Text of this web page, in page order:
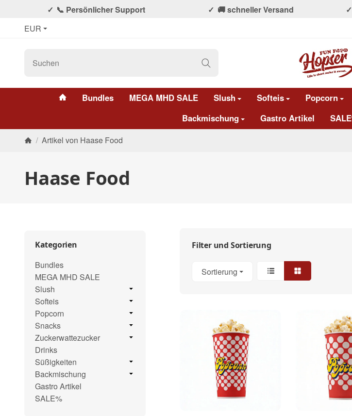
📞 Persönlicher Support 🚚 schneller Versand
EUR
#custom.linkHome#
Bundles MEGA MHD SALE Slush Softeis Popcorn
Backmischung
Gastro Artikel
/ Artikel von Haase Food
Haase Food
Filter und Sortierung
Sortierung
Kategorien
Bundles
MEGA MHD SALE
Slush
Softeis
Popcorn
Snacks
Zuckerwattezucker
Drinks
Süßigkeiten
Backmischung
Gastro Artikel
SALE%